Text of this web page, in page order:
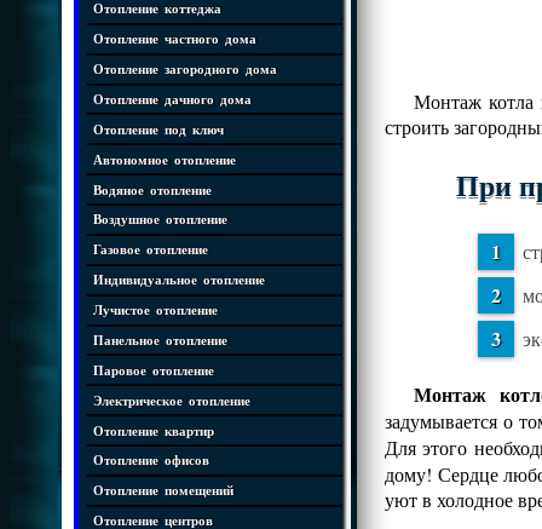
Отопление коттеджа
Отопление частного дома
Отопление загородного дома
Отопление дачного дома
Отопление под ключ
Автономное отопление
Водяное отопление
Воздушное отопление
Газовое отопление
Индивидуальное отопление
Лучистое отопление
Панельное отопление
Паровое отопление
Электрическое отопление
Отопление квартир
Отопление офисов
Отопление помещений
Отопление центров
Монтаж котла
строить
При
Монтаж
задумывается о
Для этого
дому! Сердце
уют в холодное